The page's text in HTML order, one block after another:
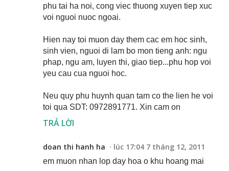
phu tai ha noi, cong viec thuong xuyen tiep xuc
voi nguoi nuoc ngoai.
Hien nay toi muon day them cac em hoc sinh,
sinh vien, nguoi di lam bo mon tieng anh: ngu
phap, ngu am, luyen thi, giao tiep...phu hop voi
yeu cau cua nguoi hoc.
Neu quy phu huynh quan tam co the lien he voi
toi qua SDT: 0972891771. Xin cam on
TRẢ LỜI
doan thi hanh ha lúc 17:04 7 tháng 12, 2011
em muon nhan lop day hoa o khu hoang mai